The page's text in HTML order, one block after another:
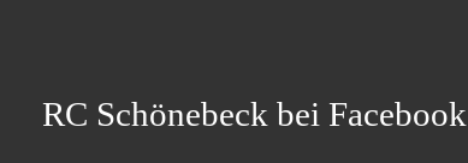
RC Schönebeck bei Facebook